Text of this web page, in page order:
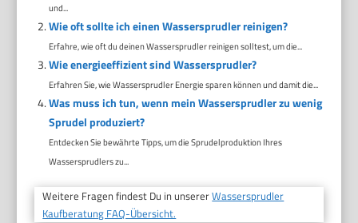
und...
Wie oft sollte ich einen Wassersprudler reinigen?
Erfahre, wie oft du deinen Wassersprudler reinigen solltest, um die...
Wie energieeffizient sind Wassersprudler?
Erfahren Sie, wie Wassersprudler Energie sparen können und damit die...
Was muss ich tun, wenn mein Wassersprudler zu wenig
Sprudel produziert?
Entdecken Sie bewährte Tipps, um die Sprudelproduktion Ihres
Wassersprudlers zu...
Weitere Fragen findest Du in unsererWassersprudler
Kaufberatung FAQ-Übersicht.